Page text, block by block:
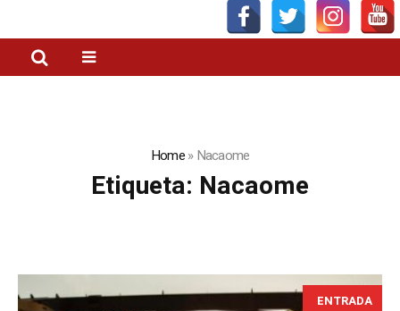
Home»Nacaome
Etiqueta: Nacaome
ENTRADA